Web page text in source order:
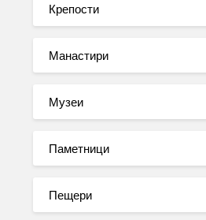
Крепости
Манастири
Музеи
Паметници
Пещери